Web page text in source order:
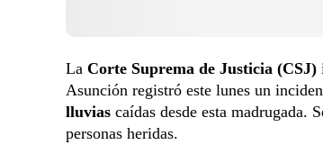
La Corte Suprema de Justicia (CSJ)
Asunción registró este lunes un
lluvias caídas desde esta madrugada.
personas heridas.